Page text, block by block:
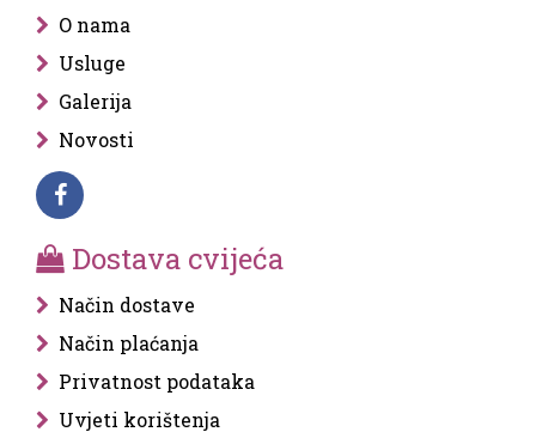
O nama
Usluge
Galerija
Novosti
Dostava cvijeća
Način dostave
Način plaćanja
Privatnost podataka
Uvjeti korištenja